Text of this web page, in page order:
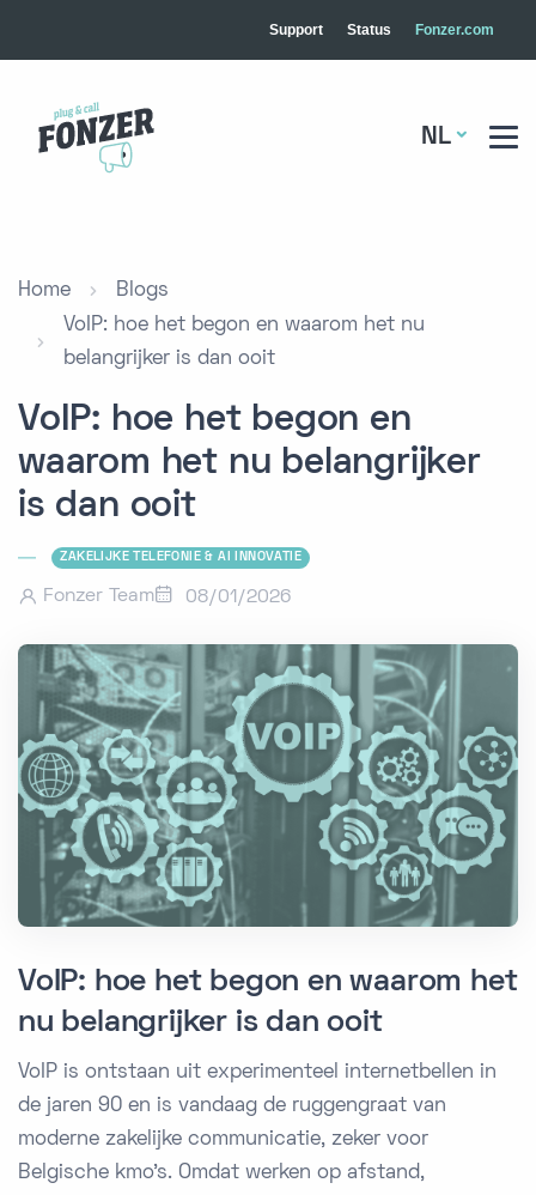
Support Status Fonzer.com
NL
Home
Blogs
VoIP: hoe het begon en waarom het nu
belangrijker is dan ooit
VoIP: hoe het begon en
waarom het nu belangrijker
is dan ooit
ZAKELIJKE TELEFONIE & AI INNOVATIE
Fonzer Team 08/01/2026
VoIP: hoe het begon en waarom het
nu belangrijker is dan ooit
VoIP is ontstaan uit experimenteel internetbellen in
de jaren 90 en is vandaag de ruggengraat van
moderne zakelijke communicatie, zeker voor
Belgische kmo's. Omdat werken op afstand,